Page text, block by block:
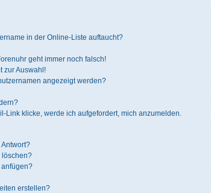
in der Online-Liste auftaucht?
geht immer noch falsch!
zur Auswahl!
angezeigt werden?
Link klicke, werde ich aufgefordert, mich anzumelden.
löschen?
erstellen?